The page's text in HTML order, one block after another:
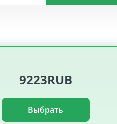
9223RUB
Выбрать